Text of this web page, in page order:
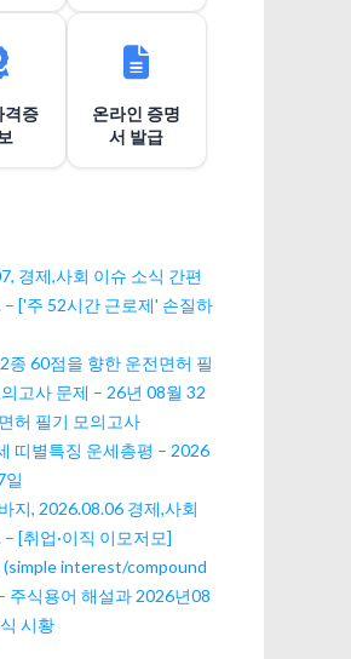
이
격증
온라인 증명
서 발급
경제,사회 이슈 소식 간편
– ['주 52시간 근로제' 손질하
종 60점을 향한 운전면허 필
고사 문제 – 26년 08월 32
허 필기 모의고사
띠별특징 운세총평 – 2026
일
지, 2026.08.06 경제,사회
– [취업·이직 이모저모]
(simple interest/compound
주식용어 해설과 2026년08
시황